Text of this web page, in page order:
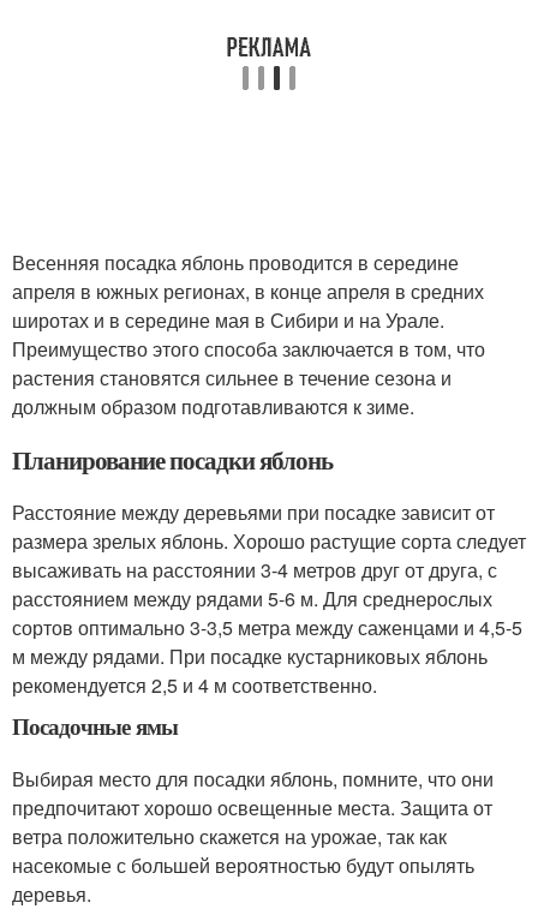
Весенняя посадка яблонь проводится в середине
апреля в южных регионах, в конце апреля в средних
широтах и в середине мая в Сибири и на Урале.
Преимущество этого способа заключается в том, что
растения становятся сильнее в течение сезона и
должным образом подготавливаются к зиме.
Планирование посадки яблонь
Расстояние между деревьями при посадке зависит от
размера зрелых яблонь. Хорошо растущие сорта следует
высаживать на расстоянии 3-4 метров друг от друга, с
расстоянием между рядами 5-6 м. Для среднерослых
сортов оптимально 3-3,5 метра между саженцами и 4,5-5
м между рядами. При посадке кустарниковых яблонь
рекомендуется 2,5 и 4 м соответственно.
Посадочные ямы
Выбирая место для посадки яблонь, помните, что они
предпочитают хорошо освещенные места. Защита от
ветра положительно скажется на урожае, так как
насекомые с большей вероятностью будут опылять
деревья.